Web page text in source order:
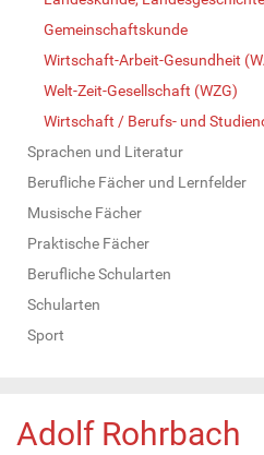
Gemeinschaftskunde
Wirtschaft-Arbeit-Gesundheit
Welt-Zeit-Gesellschaft (WZG)
Wirtschaft / Berufs- und
Sprachen und Literatur
Berufliche Fächer und Lernfelder
Musische Fächer
Praktische Fächer
Berufliche Schularten
Schularten
Sport
Adolf Rohrbach